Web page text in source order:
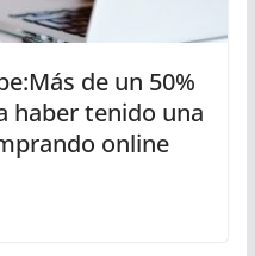
de un 50%
haber tenido una
online